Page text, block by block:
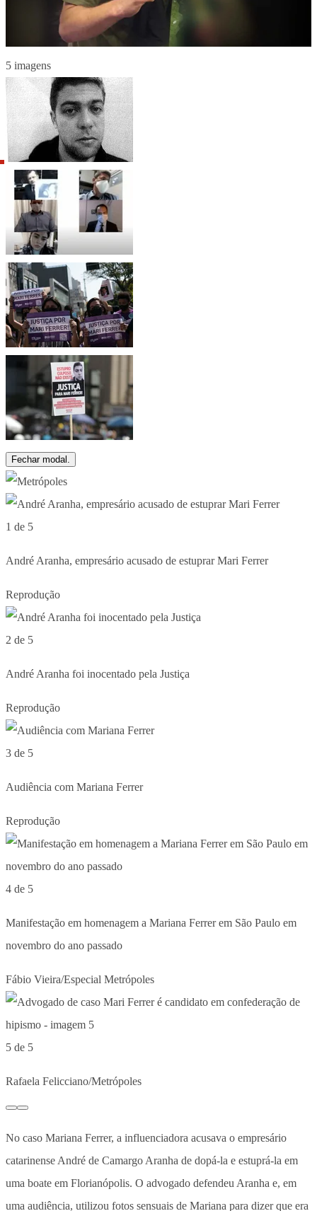
5 imagens
Fechar modal.
1 de 5
André Aranha, empresário acusado de estuprar Mari Ferrer
Reprodução
2 de 5
André Aranha foi inocentado pela Justiça
Reprodução
3 de 5
Audiência com Mariana Ferrer
Reprodução
4 de 5
Manifestação em homenagem a Mariana Ferrer em São Paulo em
novembro do ano passado
Fábio Vieira/Especial Metrópoles
5 de 5
Rafaela Felicciano/Metrópoles
No caso Mariana Ferrer, a influenciadora acusava o empresário
catarinense André de Camargo Aranha de dopá-la e estuprá-la em
uma boate em Florianópolis. O advogado defendeu Aranha e, em
uma audiência, utilizou fotos sensuais de Mariana para dizer que era